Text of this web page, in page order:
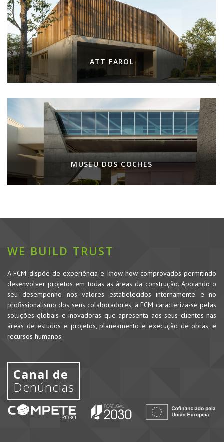
ATT FAROL
MUSEU DOS COCHES
WE BUILD TRUST
A FCM dispõe de experiência e know-how comprovados permitindo
desenvolver projetos em todas as áreas da construção. Apoiando o
seu desempenho nos valores estabelecidos internamente e no
profissionalismo dos seus colaboradores, a FCM caracteriza-se pelas
soluções globais e inovadoras que apresenta aos seus clientes nas
áreas de estudos e projetos, planeamento e execução de obras, e
recursos humanos.
Canal de
Denúncias